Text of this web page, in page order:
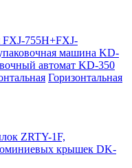
FXJ-755H+FXJ-
машина KD-
автомат KD-350
Горизонтальная
ZRTY-1F,
крышек DK-